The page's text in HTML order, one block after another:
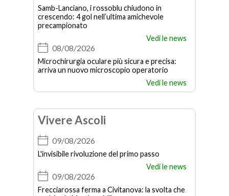
Samb-Lanciano, i rossoblu chiudono in
crescendo: 4 gol nell’ultima amichevole
precampionato
Vedi le news
08/08/2026
Microchirurgia oculare più sicura e precisa:
arriva un nuovo microscopio operatorio
Vedi le news
Vivere Ascoli
09/08/2026
L'invisibile rivoluzione del primo passo
Vedi le news
09/08/2026
Frecciarossa ferma a Civitanova: la svolta che